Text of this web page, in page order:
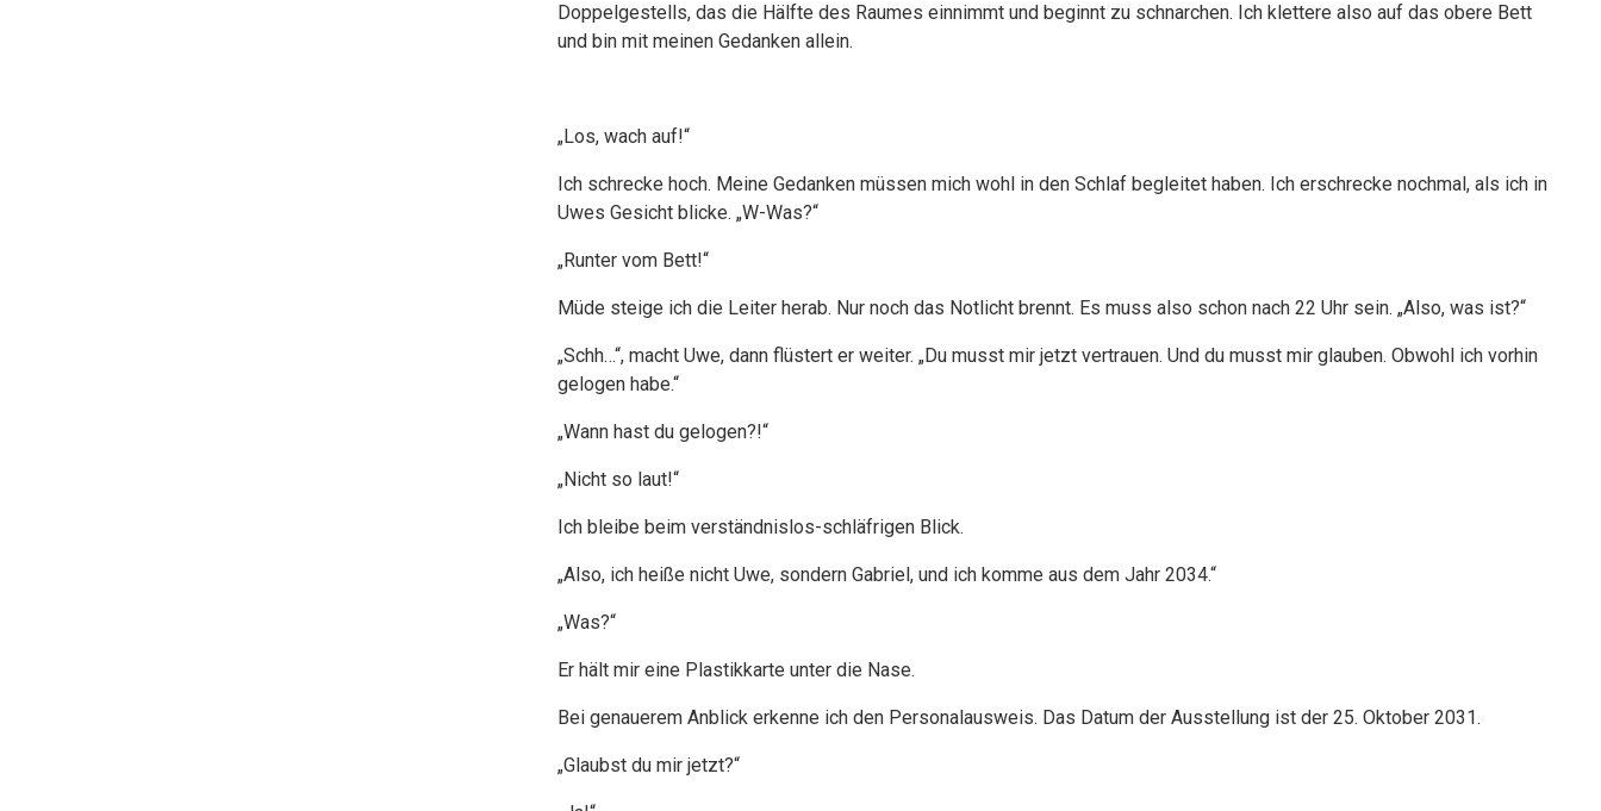
Doppelgestells, das die Hälfte des Raumes einnimmt und beginnt zu schnarchen. Ich klettere also auf das obere Bett
und bin mit meinen Gedanken allein.
„Los, wach auf!“
Ich schrecke hoch. Meine Gedanken müssen mich wohl in den Schlaf begleitet haben. Ich erschrecke nochmal, als ich in
Uwes Gesicht blicke. „W-Was?“
„Runter vom Bett!“
Müde steige ich die Leiter herab. Nur noch das Notlicht brennt. Es muss also schon nach 22 Uhr sein. „Also, was ist?“
„Schh…“, macht Uwe, dann flüstert er weiter. „Du musst mir jetzt vertrauen. Und du musst mir glauben. Obwohl ich vorhin
gelogen habe.“
„Wann hast du gelogen?!“
„Nicht so laut!“
Ich bleibe beim verständnislos-schläfrigen Blick.
„Also, ich heiße nicht Uwe, sondern Gabriel, und ich komme aus dem Jahr 2034.“
„Was?“
Er hält mir eine Plastikkarte unter die Nase.
Bei genauerem Anblick erkenne ich den Personalausweis. Das Datum der Ausstellung ist der 25. Oktober 2031.
„Glaubst du mir jetzt?“